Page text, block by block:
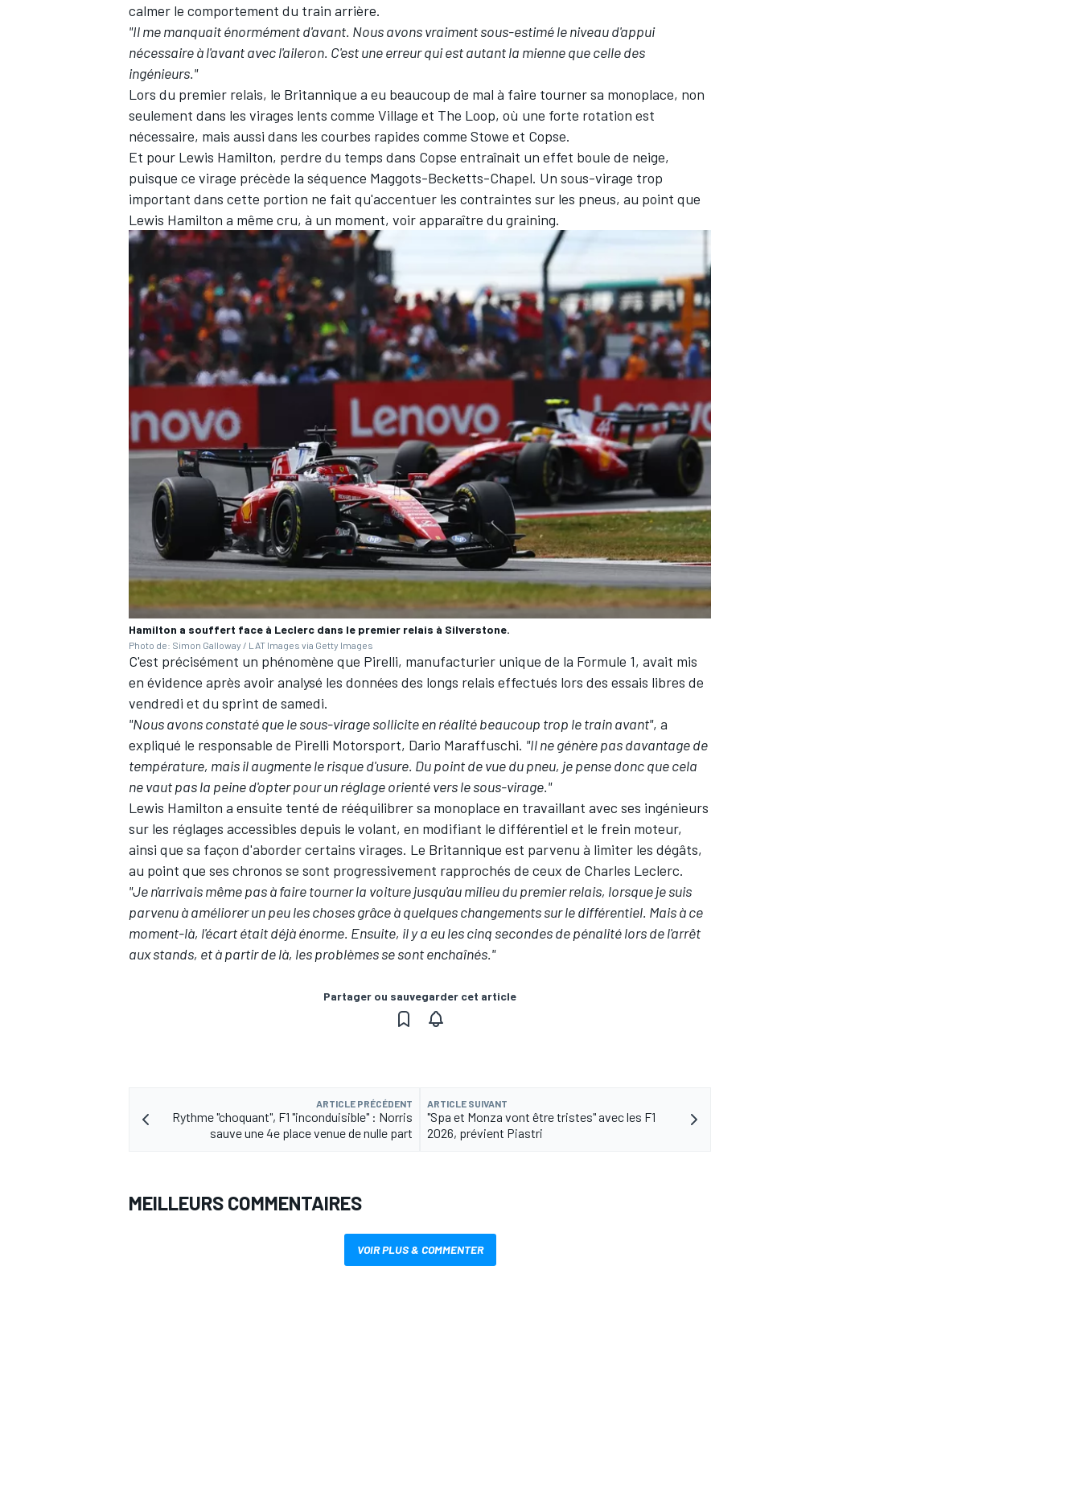
AUTRES CHAMPIONNATS
calmer le comportement du train arrière.
"Il me manquait énormément d'avant. Nous avons vraiment sous-estimé le niveau d'appui
nécessaire à l'avant avec l'aileron. C'est une erreur qui est autant la mienne que celle des
ingénieurs."
Lors du premier relais, le Britannique a eu beaucoup de mal à faire tourner sa monoplace, non
seulement dans les virages lents comme Village et The Loop, où une forte rotation est
nécessaire, mais aussi dans les courbes rapides comme Stowe et Copse.
Et pour Lewis Hamilton, perdre du temps dans Copse entraînait un effet boule de neige,
puisque ce virage précède la séquence Maggots-Becketts-Chapel. Un sous-virage trop
important dans cette portion ne fait qu'accentuer les contraintes sur les pneus, au point que
Lewis Hamilton a même cru, à un moment, voir apparaître du graining.
Hamilton a souffert face à Leclerc dans le premier relais à Silverstone.
Photo de: Simon Galloway / LAT Images via Getty Images
C'est précisément un phénomène que Pirelli, manufacturier unique de la Formule 1, avait mis
en évidence après avoir analysé les données des longs relais effectués lors des essais libres de
vendredi et du sprint de samedi.
"Nous avons constaté que le sous-virage sollicite en réalité beaucoup trop le train avant", a
expliqué le responsable de Pirelli Motorsport, Dario Maraffuschi. "Il ne génère pas davantage de
température, mais il augmente le risque d'usure. Du point de vue du pneu, je pense donc que cela
ne vaut pas la peine d'opter pour un réglage orienté vers le sous-virage."
Lewis Hamilton a ensuite tenté de rééquilibrer sa monoplace en travaillant avec ses ingénieurs
sur les réglages accessibles depuis le volant, en modifiant le différentiel et le frein moteur,
ainsi que sa façon d'aborder certains virages. Le Britannique est parvenu à limiter les dégâts,
au point que ses chronos se sont progressivement rapprochés de ceux de Charles Leclerc.
"Je n'arrivais même pas à faire tourner la voiture jusqu'au milieu du premier relais, lorsque je suis
parvenu à améliorer un peu les choses grâce à quelques changements sur le différentiel. Mais à ce
moment-là, l'écart était déjà énorme. Ensuite, il y a eu les cinq secondes de pénalité lors de l'arrêt
aux stands, et à partir de là, les problèmes se sont enchaînés."
Partager ou sauvegarder cet article
ARTICLE PRÉCÉDENT
Rythme "choquant", F1 "inconduisible" : Norris
sauve une 4e place venue de nulle part
ARTICLE SUIVANT
"Spa et Monza vont être tristes" avec les F1
2026, prévient Piastri
MEILLEURS COMMENTAIRES
VOIR PLUS & COMMENTER